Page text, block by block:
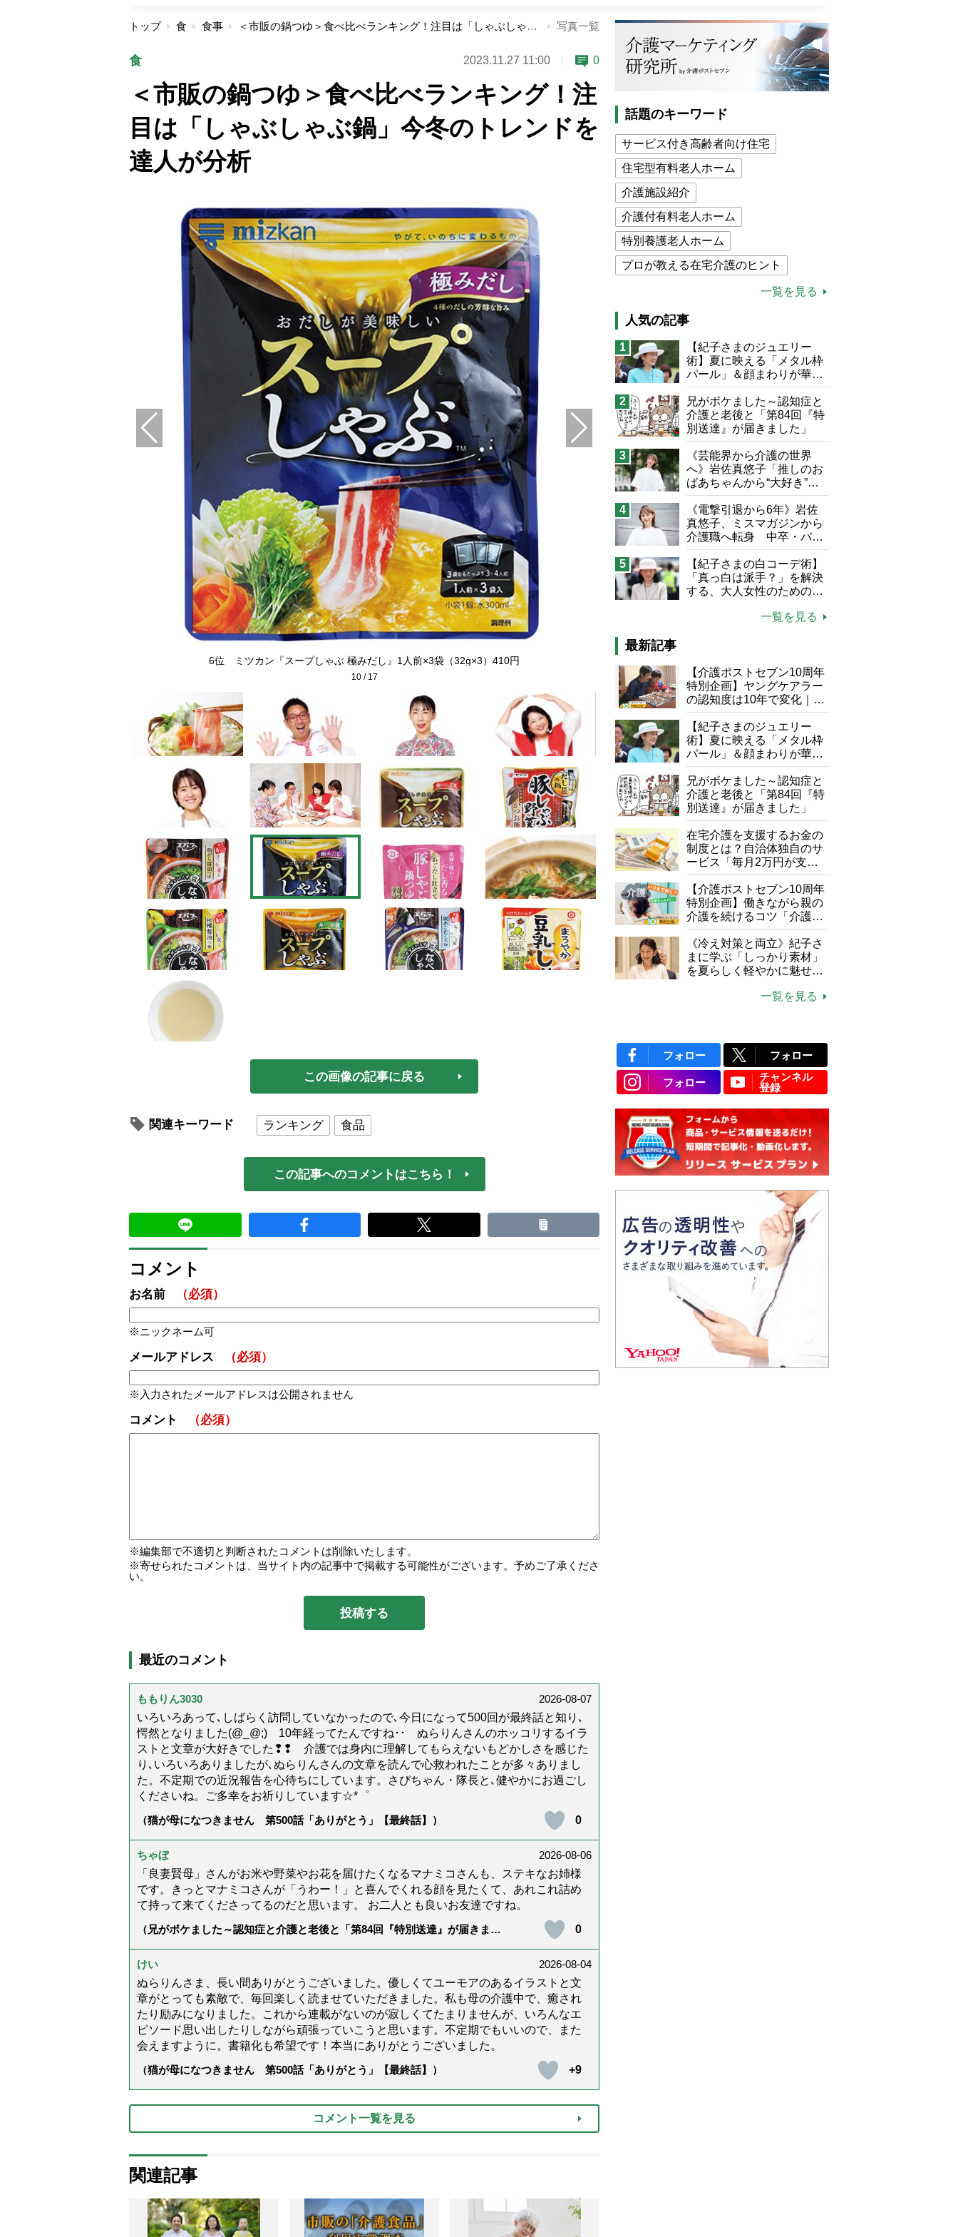
トップ 食 食事 ＜市販の鍋つゆ＞食べ比べランキング！注目は「しゃぶしゃぶ鍋」今冬のトレンドを達人が分析 写真一覧
食 2023.11.27 11:00 0
＜市販の鍋つゆ＞食べ比べランキング！注
目は「しゃぶしゃぶ鍋」今冬のトレンドを
達人が分析
6位 ミツカン『スープしゃぶ 極みだし』1人前×3袋（32g×3）410円
10/ 17
この画像の記事に戻る
関連キーワード ランキング 食品
この記事へのコメントはこちら！
コメント
お名前 （必須）
ニックネーム可
メールアドレス （必須）
入力されたメールアドレスは公開されません
コメント （必須）
編集部で不適切と判断されたコメントは削除いたします。
寄せられたコメントは、当サイト内の記事中で掲載する可能性がございます。予めご了承くださ
い。
最近のコメント
ももりん3030
2026-08-07
いろいろあって､しばらく訪問していなかったので､今日になって500回が最終話と知り､
愕然となりました(@_@;) 10年経ってたんですね･･ ぬらりんさんのホッコリするイラ
ストと文章が大好きでした❢❢ 介護では身内に理解してもらえないもどかしさを感じた
り､いろいろありましたが､ぬらりんさんの文章を読んで心救われたことが多々ありまし
た。不定期での近況報告を心待ちにしています。さびちゃん・隊長と､健やかにお過ごし
くださいね。ご多幸をお祈りしています☆*゜
（猫が母になつきません 第500話「ありがとう」【最終話】）
0
ちゃぼ
2026-08-06
「良妻賢母」さんがお米や野菜やお花を届けたくなるマナミコさんも、ステキなお姉様
です。きっとマナミコさんが「うわー！」と喜んでくれる顔を見たくて、あれこれ詰め
て持って来てくださってるのだと思います。 お二人とも良いお友達ですね。
（兄がボケました～認知症と介護と老後と「第84回『特別送達』が届きまし
0
けい
2026-08-04
ぬらりんさま、長い間ありがとうございました。優しくてユーモアのあるイラストと文
章がとっても素敵で、毎回楽しく読ませていただきました。私も母の介護中で、癒され
たり励みになりました。これから連載がないのが寂しくてたまりませんが、いろんなエ
ピソード思い出したりしながら頑張っていこうと思います。不定期でもいいので、また
会えますように。書籍化も希望です！本当にありがとうございました。
（猫が母になつきません 第500話「ありがとう」【最終話】）
+9
コメント一覧を見る
関連記事
話題のキーワード
サービス付き高齢者向け住宅
住宅型有料老人ホーム
介護施設紹介
介護付有料老人ホーム
特別養護老人ホーム
プロが教える在宅介護のヒント
介護食
高木ブー
ケアマネジャー
猫が母になつきません
息子の遠距離介護サバイバル術
兄がボケました
便利なサービス
予防法
一覧を見る
人気の記事
1
【紀子さまのジュエリー
術】夏に映える「メタル枠
パール」＆顔まわりが華や
ぐ「揺れる一粒」の使い分
け方
2
兄がボケました～認知症と
介護と老後と「第84回『特
別送達』が届きました」
3
《芸能界から介護の世界
へ》岩佐真悠子「推しのお
ばあちゃんから“大好き”を
もらえる」理不尽さも吹き
飛ぶ“やりがい”、介護の現
場は「愛おしい」
4
《電撃引退から6年》岩佐
真悠子、ミスマガジンから
介護職へ転身 中卒・バイ
ト経験ゼロの彼女が見つけ
た“居場所”「社会の役に立
ちながら自分らしくいられ
る」
5
【紀子さまの白コーデ術】
「真っ白は派手？」を解決
する、大人女性のための上
一覧を見る
最新記事
【介護ポストセブン10周年
特別企画】ヤングケアラー
の認知度は10年で変化｜流
行語大賞にノミネート、法
律にも明記されたが果たし
て現在は？
【紀子さまのジュエリー
術】夏に映える「メタル枠
パール」＆顔まわりが華や
ぐ「揺れる一粒」の使い分
け方
兄がボケました～認知症と
介護と老後と「第84回『特
別送達』が届きました」
在宅介護を支援するお金の
制度とは？自治体独自のサ
ービス「毎月2万円が支給
される」ケースも【FP解
説】
【介護ポストセブン10周年
特別企画】働きながら親の
介護を続けるコツ「介護は
10年以上続くことも…3つ
のフェーズに分けて考えて
みよう」【社会福祉士解
説】
《冷え対策と両立》紀子さ
まに学ぶ「しっかり素材」
を夏らしく軽やかに魅せる
一覧を見る
フォロー フォロー
フォロー
チャンネル
登録